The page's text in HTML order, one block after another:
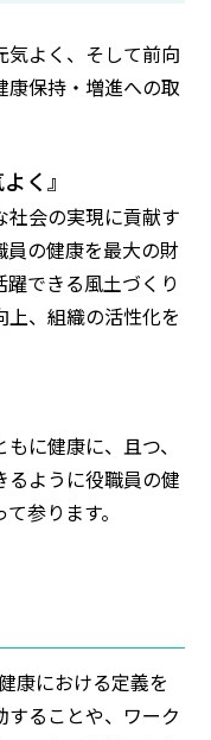
気よく、そして前向
康保持・増進への取
く』
社会の実現に貢献す
員の健康を最大の財
できる風土づくり
、組織の活性化を
に健康に、且つ、
るように役職員の健
参ります。
康における定義を
することや、ワーク